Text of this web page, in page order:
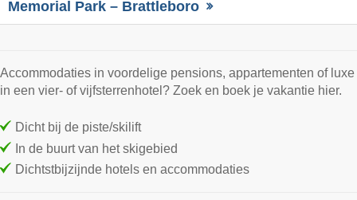
Memorial Park – Brattleboro
Accommodaties in voordelige pensions, appartementen of luxe
in een vier- of vijfsterrenhotel? Zoek en boek je vakantie hier.
Dicht bij de piste/skilift
In de buurt van het skigebied
Dichtstbijzijnde hotels en accommodaties